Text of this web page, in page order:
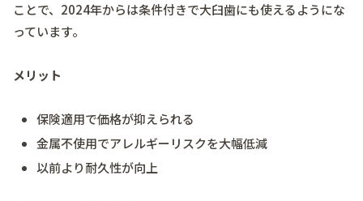
ことで、2024年からは条件付きで大臼歯にも使えるようにな
っています。
メリット
保険適用で価格が抑えられる
金属不使用でアレルギーリスクを大幅低減
以前より耐久性が向上